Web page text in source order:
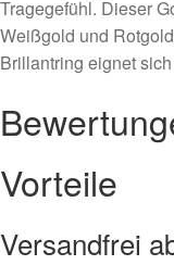
Tragegefühl. Dieser
Weißgold und
Brillantring eignet
Vorteile
Versandfrei